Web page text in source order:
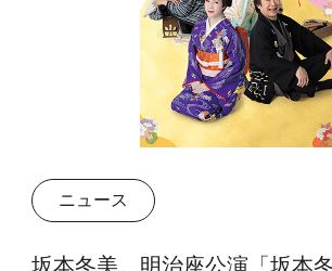
ニュース
坂本冬美、明治座公演「坂本